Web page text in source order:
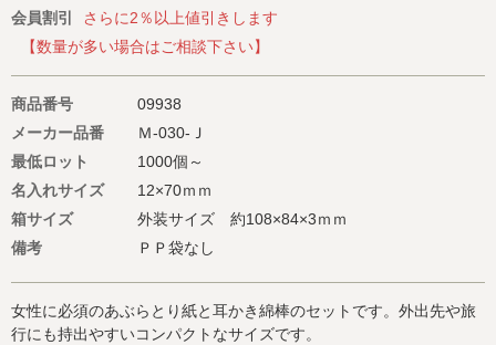
会員割引
さらに2％以上値引きします
【数量が多い場合はご相談下さい】
商品番号
09938
メーカー品番
Ｍ-030-Ｊ
最低ロット
1000個～
名入れサイズ
12×70ｍｍ
箱サイズ
外装サイズ 約108×84×3ｍｍ
備考
ＰＰ袋なし
女性に必須のあぶらとり紙と耳かき綿棒のセットです。外出先や旅
行にも持出やすいコンパクトなサイズです。